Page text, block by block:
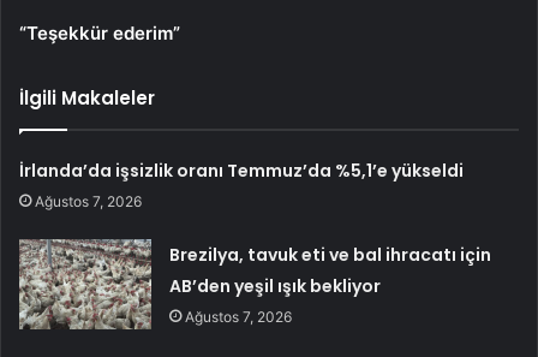
“Teşekkür ederim”
İlgili Makaleler
İrlanda’da işsizlik oranı Temmuz’da %5,1’e yükseldi
Ağustos 7, 2026
Brezilya, tavuk eti ve bal ihracatı için
AB’den yeşil ışık bekliyor
Ağustos 7, 2026